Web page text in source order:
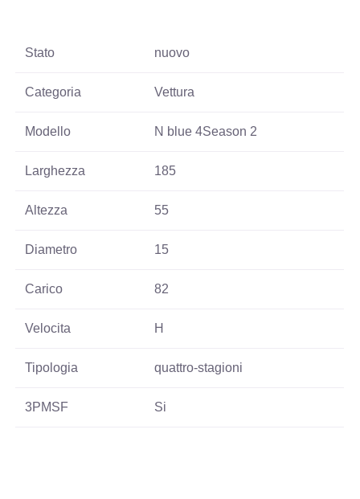
Stato nuovo
Categoria Vettura
Modello N blue 4Season 2
Larghezza 185
Altezza 55
Diametro 15
Carico 82
Velocita H
Tipologia quattro-stagioni
3PMSF Si